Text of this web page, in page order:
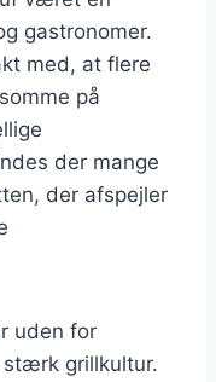
gastronomer.
med, at flere
på
der mange
der afspejler
uden for
grillkultur.